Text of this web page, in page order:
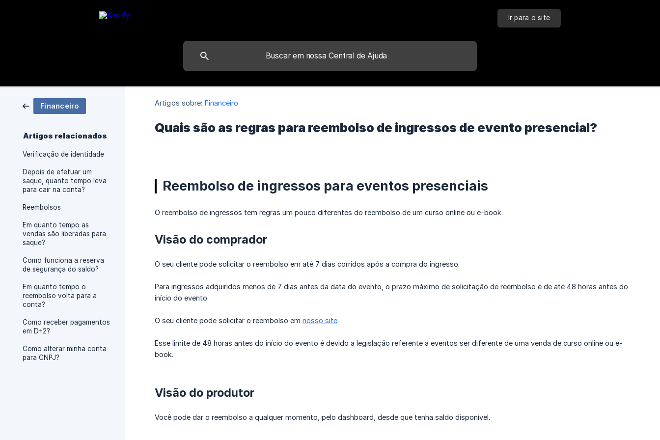
Ir para o site
Financeiro
Artigos relacionados
Verificação de identidade
Depois de efetuar um
saque, quanto tempo leva
para cair na conta?
Reembolsos
Em quanto tempo as
vendas são liberadas para
saque?
Como funciona a reserva
de segurança do saldo?
Em quanto tempo o
reembolso volta para a
conta?
Como receber pagamentos
em D+2?
Como alterar minha conta
para CNPJ?
Artigos sobre: Financeiro
Quais são as regras para reembolso de ingressos de evento presencial?
Reembolso de ingressos para eventos presenciais
O reembolso de ingressos tem regras um pouco diferentes do reembolso de um curso online ou e-book.
Visão do comprador
O seu cliente pode solicitar o reembolso em até 7 dias corridos após a compra do ingresso.
Para ingressos adquiridos menos de 7 dias antes da data do evento, o prazo máximo de solicitação de reembolso é de até 48 horas antes do
início do evento.
O seu cliente pode solicitar o reembolso em nosso site.
Esse limite de 48 horas antes do início do evento é devido a legislação referente a eventos ser diferente de uma venda de curso online ou e-
book.
Visão do produtor
Você pode dar o reembolso a qualquer momento, pelo dashboard, desde que tenha saldo disponível.